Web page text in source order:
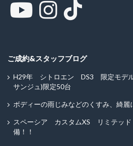
ご成約&スタッフブログ
H29年 シトロエン DS3 限定モ
サンジュ)限定50台
ボディーの雨じみなどのくすみ、綺麗
スペーシア カスタムXS リミテッ
備！！